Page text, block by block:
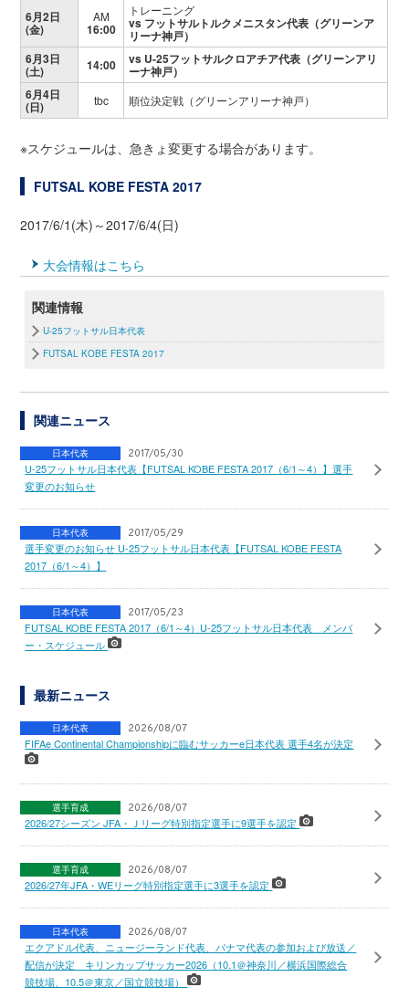
6月2日
(金)
AM
16:00
トレーニング
vs フットサルトルクメニスタン代表（グリーンア
リーナ神戸）
6月3日
(土) 14:00 vs U-25フットサルクロアチア代表（グリーンアリ
ーナ神戸）
6月4日
(日) tbc 順位決定戦（グリーンアリーナ神戸）
※スケジュールは、急きょ変更する場合があります。
FUTSAL KOBE FESTA 2017
2017/6/1(木)～2017/6/4(日)
大会情報はこちら
関連情報
U-25フットサル日本代表
FUTSAL KOBE FESTA 2017
関連ニュース
日本代表 2017/05/30
U-25フットサル日本代表【FUTSAL KOBE FESTA 2017（6/1～4）】選手
変更のお知らせ
日本代表 2017/05/29
選手変更のお知らせ U-25フットサル日本代表【FUTSAL KOBE FESTA
2017（6/1～4）】
日本代表 2017/05/23
FUTSAL KOBE FESTA 2017（6/1～4）U-25フットサル日本代表 メンバ
ー・スケジュール
最新ニュース
日本代表 2026/08/07
FIFAe Continental Championshipに臨むサッカーe日本代表 選手4名が決定
選手育成 2026/08/07
2026/27シーズン JFA・Ｊリーグ特別指定選手に9選手を認定
選手育成 2026/08/07
2026/27年JFA・WEリーグ特別指定選手に3選手を認定
日本代表 2026/08/07
エクアドル代表、ニュージーランド代表、パナマ代表の参加および放送／
配信が決定 キリンカップサッカー2026（10.1＠神奈川／横浜国際総合
競技場、10.5＠東京／国立競技場）